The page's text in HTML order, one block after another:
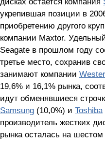
укрепившая позиции в
приобретению другого
компании Maxtor.
Seagate в прошлом году
третье место, сохранив
занимают компании
19,6% и 16,1% рынка,
идут обменявшиеся
Samsung (10,0%) и Toshiba
производитель жестких
рынка осталась на